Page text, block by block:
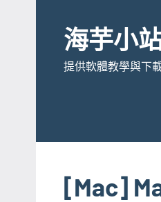
content海芋小
提供軟體教學與下
[Mac]